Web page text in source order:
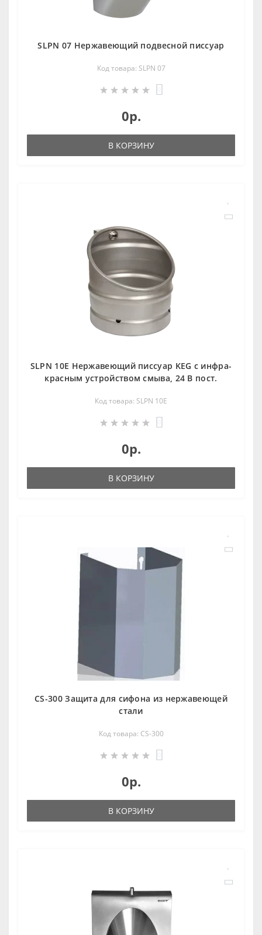
SLPN 07 Нержавеющий подвесной писсуар
Код товара: SLPN 07
0р.
В КОРЗИНУ
SLPN 10E Нержавеющий писсуар KEG с инфра-
красным устройством смыва, 24 В пост.
Код товара: SLPN 10E
0р.
В КОРЗИНУ
CS-300 Защита для сифона из нержавеющей
стали
Код товара: CS-300
0р.
В КОРЗИНУ